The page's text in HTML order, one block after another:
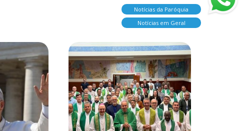
Notícias da Paróquia
Notícias em Geral